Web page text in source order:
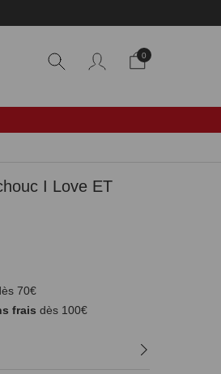
0
I Love ET
70€
frais dès 100€